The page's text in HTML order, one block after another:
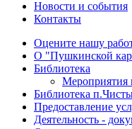
Новости и события
Контакты
Оцените нашу
О "Пушкинской
Библиотека
Мероприятия
Библиотека
Предоставление
Деятельность -